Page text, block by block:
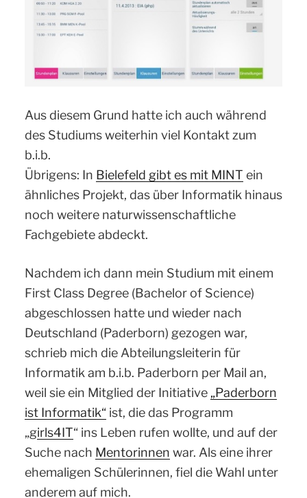
Aus diesem Grund hatte ich auch während
des Studiums weiterhin viel Kontakt zum
b.i.b.
Übrigens: In Bielefeld gibt es mit MINT ein
ähnliches Projekt, das über Informatik hinaus
noch weitere naturwissenschaftliche
Fachgebiete abdeckt.
Nachdem ich dann mein Studium mit einem
First Class Degree (Bachelor of Science)
abgeschlossen hatte und wieder nach
Deutschland (Paderborn) gezogen war,
schrieb mich die Abteilungsleiterin für
Informatik am b.i.b. Paderborn per Mail an,
weil sie ein Mitglied der Initiative „Paderborn
ist Informatik“ ist, die das Programm
„girls4IT“ ins Leben rufen wollte, und auf der
Suche nach Mentorinnen war. Als eine ihrer
ehemaligen Schülerinnen, fiel die Wahl unter
anderem auf mich.